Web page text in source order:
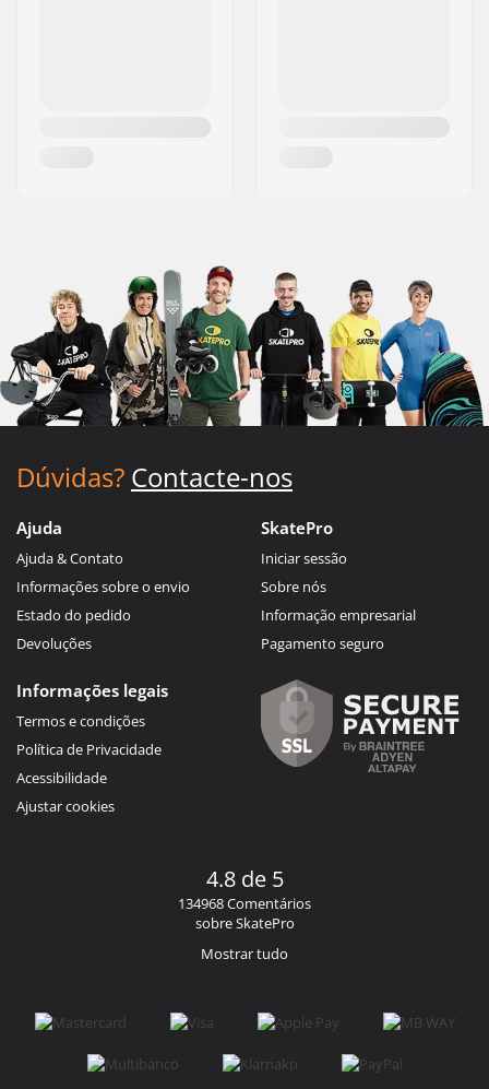
Dúvidas? Contacte-nos
Ajuda
Ajuda & Contato
Informações sobre o envio
Estado do pedido
Devoluções
SkatePro
Iniciar sessão
Sobre nós
Informação empresarial
Pagamento seguro
Informações legais
Termos e condições
Política de Privacidade
Acessibilidade
Ajustar cookies
4.8 de 5
134968 Comentários
sobre SkatePro
Mostrar tudo